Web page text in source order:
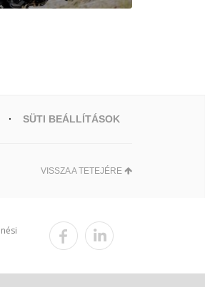
SÜTI BEÁLLÍTÁSOK
VISSZA A TETEJÉRE